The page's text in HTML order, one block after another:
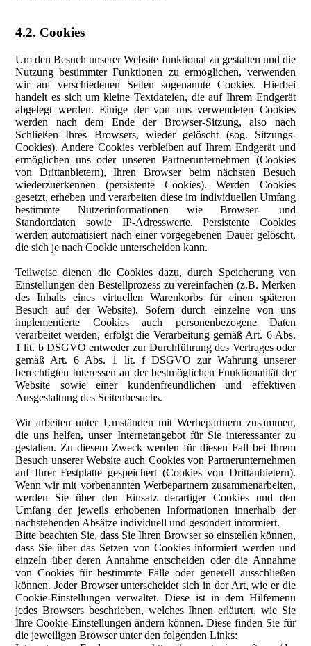
4.2. Cookies
Um den Besuch unserer Website funktional zu gestalten und die
Nutzung bestimmter Funktionen zu ermöglichen, verwenden
wir auf verschiedenen Seiten sogenannte Cookies. Hierbei
handelt es sich um kleine Textdateien, die auf Ihrem Endgerät
abgelegt werden. Einige der von uns verwendeten Cookies
werden nach dem Ende der Browser-Sitzung, also nach
Schließen Ihres Browsers, wieder gelöscht (sog. Sitzungs-
Cookies). Andere Cookies verbleiben auf Ihrem Endgerät und
ermöglichen uns oder unseren Partnerunternehmen (Cookies
von Drittanbietern), Ihren Browser beim nächsten Besuch
wiederzuerkennen (persistente Cookies). Werden Cookies
gesetzt, erheben und verarbeiten diese im individuellen Umfang
bestimmte Nutzerinformationen wie Browser- und
Standortdaten sowie IP-Adresswerte. Persistente Cookies
werden automatisiert nach einer vorgegebenen Dauer gelöscht,
die sich je nach Cookie unterscheiden kann.
Teilweise dienen die Cookies dazu, durch Speicherung von
Einstellungen den Bestellprozess zu vereinfachen (z.B. Merken
des Inhalts eines virtuellen Warenkorbs für einen späteren
Besuch auf der Website). Sofern durch einzelne von uns
implementierte Cookies auch personenbezogene Daten
verarbeitet werden, erfolgt die Verarbeitung gemäß Art. 6 Abs.
1 lit. b DSGVO entweder zur Durchführung des Vertrages oder
gemäß Art. 6 Abs. 1 lit. f DSGVO zur Wahrung unserer
berechtigten Interessen an der bestmöglichen Funktionalität der
Website sowie einer kundenfreundlichen und effektiven
Ausgestaltung des Seitenbesuchs.
Wir arbeiten unter Umständen mit Werbepartnern zusammen,
die uns helfen, unser Internetangebot für Sie interessanter zu
gestalten. Zu diesem Zweck werden für diesen Fall bei Ihrem
Besuch unserer Website auch Cookies von Partnerunternehmen
auf Ihrer Festplatte gespeichert (Cookies von Drittanbietern).
Wenn wir mit vorbenannten Werbepartnern zusammenarbeiten,
werden Sie über den Einsatz derartiger Cookies und den
Umfang der jeweils erhobenen Informationen innerhalb der
nachstehenden Absätze individuell und gesondert informiert.
Bitte beachten Sie, dass Sie Ihren Browser so einstellen können,
dass Sie über das Setzen von Cookies informiert werden und
einzeln über deren Annahme entscheiden oder die Annahme
von Cookies für bestimmte Fälle oder generell ausschließen
können. Jeder Browser unterscheidet sich in der Art, wie er die
Cookie-Einstellungen verwaltet. Diese ist in dem Hilfemenü
jedes Browsers beschrieben, welches Ihnen erläutert, wie Sie
Ihre Cookie-Einstellungen ändern können. Diese finden Sie für
die jeweiligen Browser unter den folgenden Links: